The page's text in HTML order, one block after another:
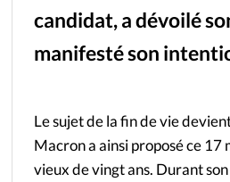
Politique
candidat, a dévoilé
manifesté son
Le sujet de la fin de vie
Macron a ainsi proposé ce
vieux de vingt ans. Durant